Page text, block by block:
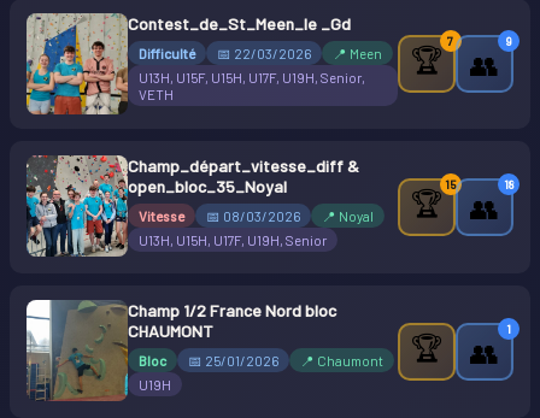
Contest_de_St_Meen_le _Gd
Difficulté 📅 22/03/2026
📍 Meen
U13H, U15F, U15H, U17F, U19H, Senior,
VETH
🏆
7
👥
9
Champ_départ_vitesse_diff &
open_bloc_35_Noyal
Vitesse 📅 08/03/2026
📍 Noyal
U13H, U15H, U17F, U19H, Senior
🏆
15
👥
18
Champ 1/2 France Nord bloc
CHAUMONT
Bloc 📅 25/01/2026
📍 Chaumont
U19H
🏆 👥
1